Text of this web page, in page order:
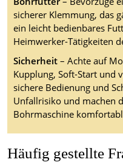
sicherer Klemmung, das
ein leicht bedienbares
Heimwerker-Tätigkeiten
Sicherheit– Achte auf
Kupplung, Soft-Start und
sichere Bedienung und
Unfallrisiko und machen
Bohrmaschine
Häufig gestellte